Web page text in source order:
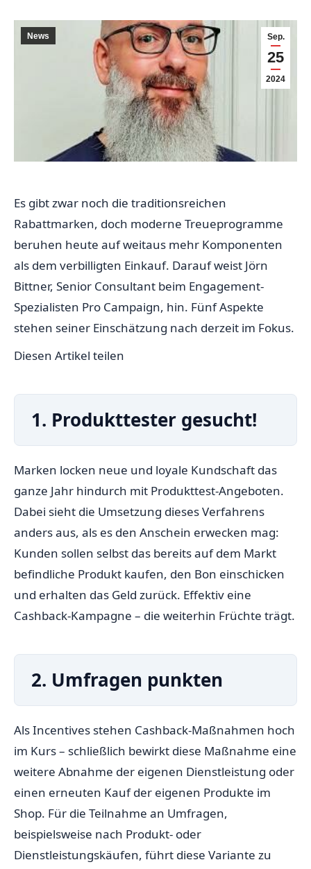
Sep.
25
2024
News
Es gibt zwar noch die traditionsreichen
Rabattmarken, doch moderne Treueprogramme
beruhen heute auf weitaus mehr Komponenten
als dem verbilligten Einkauf. Darauf weist Jörn
Bittner, Senior Consultant beim Engagement-
Spezialisten Pro Campaign, hin. Fünf Aspekte
stehen seiner Einschätzung nach derzeit im Fokus.
Diesen Artikel teilen
1. Produkttester gesucht!
Marken locken neue und loyale Kundschaft das
ganze Jahr hindurch mit Produkttest-Angeboten.
Dabei sieht die Umsetzung dieses Verfahrens
anders aus, als es den Anschein erwecken mag:
Kunden sollen selbst das bereits auf dem Markt
befindliche Produkt kaufen, den Bon einschicken
und erhalten das Geld zurück. Effektiv eine
Cashback-Kampagne – die weiterhin Früchte trägt.
2. Umfragen punkten
Als Incentives stehen Cashback-Maßnahmen hoch
im Kurs – schließlich bewirkt diese Maßnahme eine
weitere Abnahme der eigenen Dienstleistung oder
einen erneuten Kauf der eigenen Produkte im
Shop. Für die Teilnahme an Umfragen,
beispielsweise nach Produkt- oder
Dienstleistungskäufen, führt diese Variante zu